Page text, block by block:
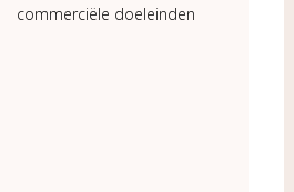
commerciële doeleinden